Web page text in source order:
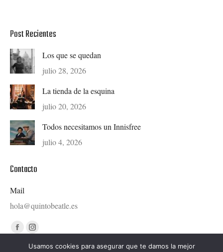
Post Recientes
Los que se quedan
julio 28, 2026
La tienda de la esquina
julio 20, 2026
Todos necesitamos un Innisfree
julio 4, 2026
Contacto
Mail
hola@quintobeatle.es
Find us on:
Facebook
page
Instagram
page
Usamos cookies para asegurar que te damos la mejor